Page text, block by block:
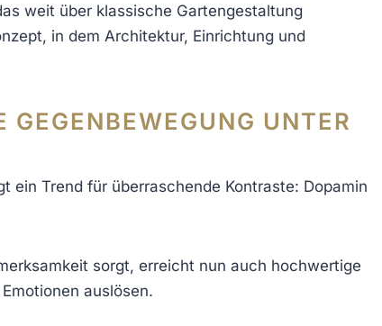
weit über klassische Gartengestaltung
in dem Architektur, Einrichtung und
UNTER
ein Trend für überraschende Kontraste: Dopamin
sorgt, erreicht nun auch hochwertige
auslösen.